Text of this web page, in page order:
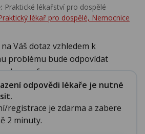
Praktické lékařství pro dospělé
lékař pro dospělé, Nemocnice
Váš dotaz vzhledem k
problému bude odpovídat
oboru of...
odpovědi lékaře je nutné
registrace je zdarma a zabere
2 minuty.